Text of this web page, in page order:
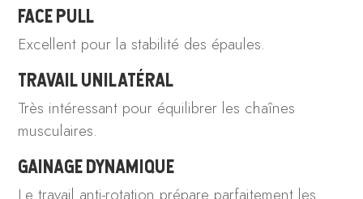
FACE PULL
Excellent pour la stabilité des épaules.
TRAVAIL UNILATÉRAL
Très intéressant pour équilibrer les chaînes
musculaires.
GAINAGE DYNAMIQUE
Le travail anti-rotation prépare parfaitement les